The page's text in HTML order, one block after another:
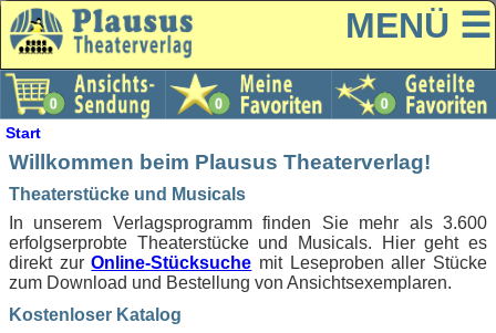
MENÜ ☰
Start
Willkommen beim Plausus Theaterverlag!
Theaterstücke und Musicals
In unserem Verlagsprogramm finden Sie mehr als 3.600
erfolgserprobte Theaterstücke und Musicals. Hier geht es
direkt zurOnline-Stücksuche mit Leseproben aller Stücke
zum Download und Bestellung von Ansichtsexemplaren.
Kostenloser Katalog